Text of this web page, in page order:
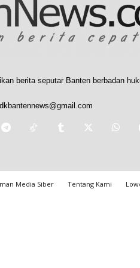
berita seputar Banten berbadan
Media Siber Tentang Kami